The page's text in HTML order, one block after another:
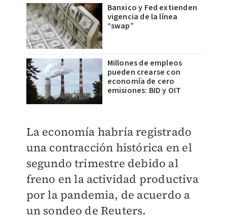
Banxico y Fed extienden
vigencia de la línea
“swap”
Millones de empleos
pueden crearse con
economía de cero
emisiones: BID y OIT
La economía habría registrado
una contracción histórica en el
segundo trimestre debido al
freno en la actividad productiva
por la pandemia, de acuerdo a
un sondeo de Reuters.